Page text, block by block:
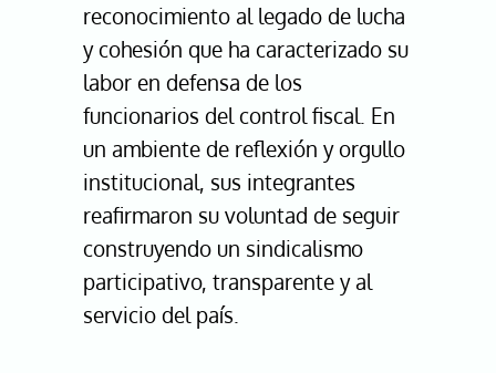
reconocimiento al legado de lucha
y cohesión que ha caracterizado su
labor en defensa de los
funcionarios del control fiscal. En
un ambiente de reflexión y orgullo
institucional, sus integrantes
reafirmaron su voluntad de seguir
construyendo un sindicalismo
participativo, transparente y al
servicio del país.